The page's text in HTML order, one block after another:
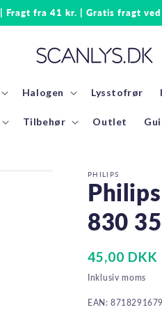
Fragt fra 41 kr. | Gratis fragt
Halogen Lysstofrør
Tilbehør Outlet
PHILIPS
830
Normalpris
45,00 DKK
Inklusiv moms
EAN: